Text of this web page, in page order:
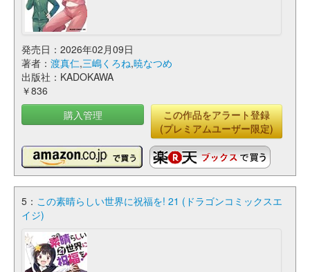
発売日：2026年02月09日
著者： 渡真仁,三嶋くろね,暁なつめ
出版社：KADOKAWA
￥836
購入管理
この作品をアラート登録
(プレミアムユーザー限定)
5： この素晴らしい世界に祝福を! 21 (ドラゴンコミックスエ
イジ)